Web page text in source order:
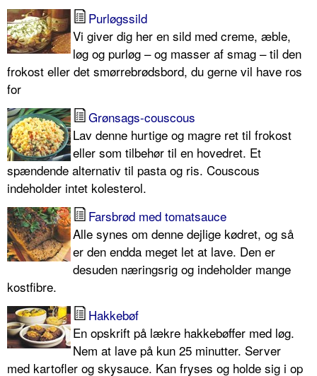
Purløgssild
Vi giver dig her en sild med creme, æble,
løg og purløg – og masser af smag – til den
frokost eller det smørrebrødsbord, du gerne vil have ros
for
Grønsags-couscous
Lav denne hurtige og magre ret til frokost
eller som tilbehør til en hovedret. Et
spændende alternativ til pasta og ris. Couscous
indeholder intet kolesterol.
Farsbrød med tomatsauce
Alle synes om denne dejlige kødret, og så
er den endda meget let at lave. Den er
desuden næringsrig og indeholder mange
kostfibre.
Hakkebøf
En opskrift på lækre hakkebøffer med løg.
Nem at lave på kun 25 minutter. Server
med kartofler og skysauce. Kan fryses og holde sig i op